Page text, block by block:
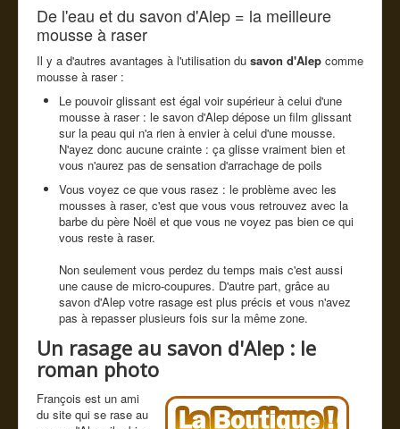
De l'eau et du savon d'Alep = la meilleure
mousse à raser
Il y a d'autres avantages à l'utilisation du savon d'Alep comme
mousse à raser :
Le pouvoir glissant est égal voir supérieur à celui d'une
mousse à raser : le savon d'Alep dépose un film glissant
sur la peau qui n'a rien à envier à celui d'une mousse.
N'ayez donc aucune crainte : ça glisse vraiment bien et
vous n'aurez pas de sensation d'arrachage de poils
Vous voyez ce que vous rasez : le problème avec les
mousses à raser, c'est que vous vous retrouvez avec la
barbe du père Noël et que vous ne voyez pas bien ce qui
vous reste à raser.
Non seulement vous perdez du temps mais c'est aussi
une cause de micro-coupures. D'autre part, grâce au
savon d'Alep votre rasage est plus précis et vous n'avez
pas à repasser plusieurs fois sur la même zone.
Un rasage au savon d'Alep : le
roman photo
François est un ami
du site qui se rase au